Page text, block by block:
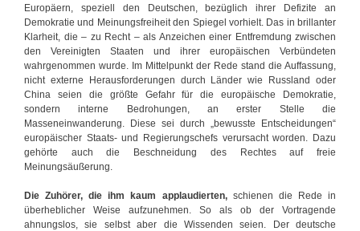
Europäern, speziell den Deutschen, bezüglich ihrer Defizite an
Demokratie und Meinungsfreiheit den Spiegel vorhielt. Das in brillanter
Klarheit, die – zu Recht – als Anzeichen einer Entfremdung zwischen
den Vereinigten Staaten und ihrer europäischen Verbündeten
wahrgenommen wurde. Im Mittelpunkt der Rede stand die Auffassung,
nicht externe Herausforderungen durch Länder wie Russland oder
China seien die größte Gefahr für die europäische Demokratie,
sondern interne Bedrohungen, an erster Stelle die
Masseneinwanderung. Diese sei durch „bewusste Entscheidungen“
europäischer Staats- und Regierungschefs verursacht worden. Dazu
gehörte auch die Beschneidung des Rechtes auf freie
Meinungsäußerung.
Die Zuhörer, die ihm kaum applaudierten,schienen die Rede in
überheblicher Weise aufzunehmen. So als ob der Vortragende
ahnungslos, sie selbst aber die Wissenden seien. Der deutsche